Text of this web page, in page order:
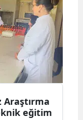
Muğla
Muş
Nevşehir
Niğde
Rizeeğitim